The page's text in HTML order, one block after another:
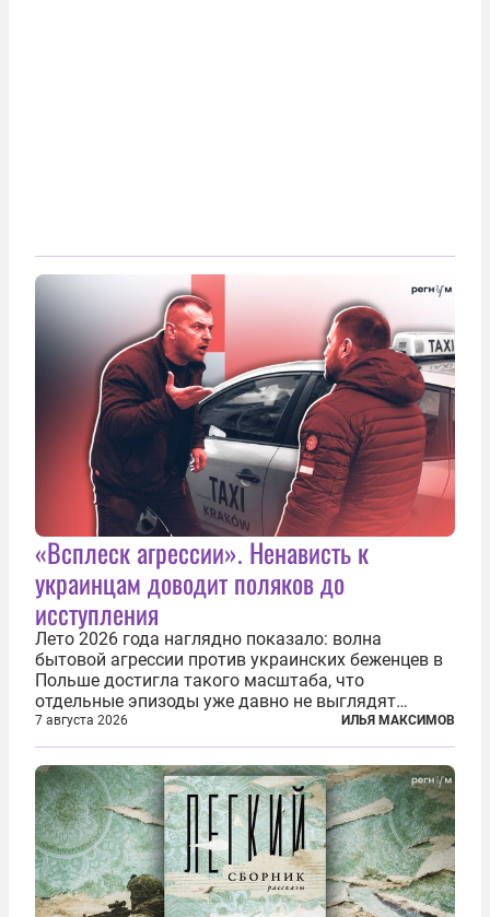
«Всплеск агрессии». Ненависть к
украинцам доводит поляков до
исступления
Лето 2026 года наглядно показало: волна
бытовой агрессии против украинских беженцев в
Польше достигла такого масштаба, что
отдельные эпизоды уже давно не выглядят
случайными. Поляки, судя по происходящему,
буквально теряют рассудок от ненависти к
украинским беженцам, и каждый новый случай
по-своему...
7 августа 2026 ИЛЬЯ МАКСИМОВ